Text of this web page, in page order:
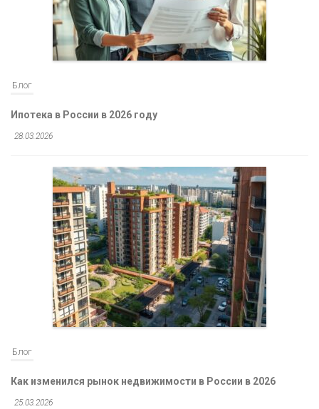
Блог
Ипотека в России в 2026 году
28.03.2026
Блог
Как изменился рынок недвижимости в России в 2026
25.03.2026